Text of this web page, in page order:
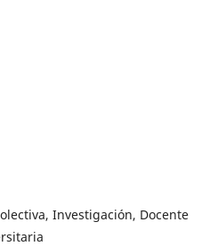
Investigación, Docente